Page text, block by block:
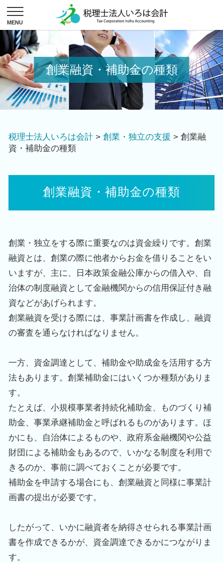
創業融資・補助金の種類
税理士法人いろは会計 > 創業・独立の支援 > 創業融
資・補助金の種類
創業融資・補助金の種類
創業・独立をする際に重要なのは資金繰りです。創業
融資とは、創業の際に他者からお金を借りることをい
いますが、主に、日本政策金融公庫からの借入や、自
治体の制度融資として金融機関からの信用保証付き融
資などがあげられます。
創業融資を受ける際には、事業計画書を作成し、融資
の審査を通らなければなりません。
一方、資金調達として、補助金や助成金を活用する方
法もあります。創業補助金にはいくつか種類がありま
す。
たとえば、小規模事業者持続化補助金、ものづくり補
助金、事業承継補助金と呼ばれるものがあります。ほ
かにも、自治体によるものや、政府系金融機関や公益
財団による補助金もあるので、いかなる制度を利用で
きるのか、事前に調べておくことが必要です。
補助金を申請する場合にも、創業融資と同様に事業計
画書の提出が必要です。
したがって、いかに融資者を納得させられる事業計画
書を作成できるかが、資金調達できるかにつながりま
す。